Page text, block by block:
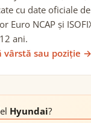
cu date oficiale
Euro NCAP și
ani.
vârstă sau poziție →
Hyundai?